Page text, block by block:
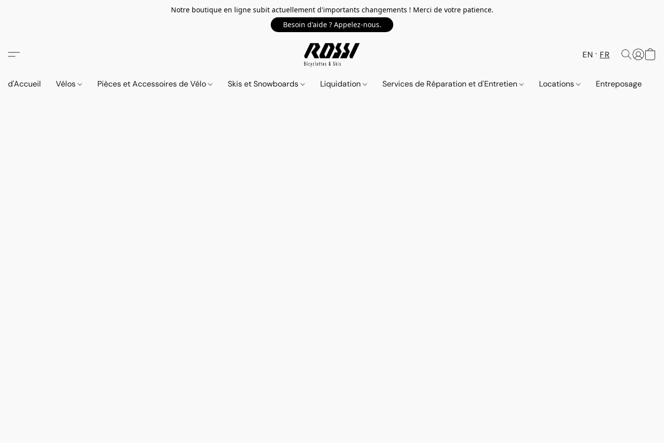
Notre boutique en ligne subit actuellement d'importants changements ! Merci de votre patience.
Besoin d'aide ? Appelez-nous.
EN FR
d'Accueil Vélos Pièces et Accessoires de Vélo Skis et Snowboards Liquidation Services de Réparation et d'Entretien Locations Entreposage